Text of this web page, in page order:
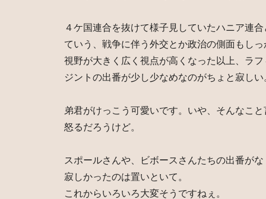
４ケ国連合を抜けて様子見していたハニア連
ていう、戦争に伴う外交とか政治の側面もしっ
視野が大きく広く視点が高くなった以上、ラフ
ジントの出番が少し少なめなのがちょと寂しい
弟君がけっこう可愛いです。いや、そんなこと
怒るだろうけど。
スポールさんや、ビボースさんたちの出番が
寂しかったのは置いといて。
これからいろいろ大変そうですねぇ。